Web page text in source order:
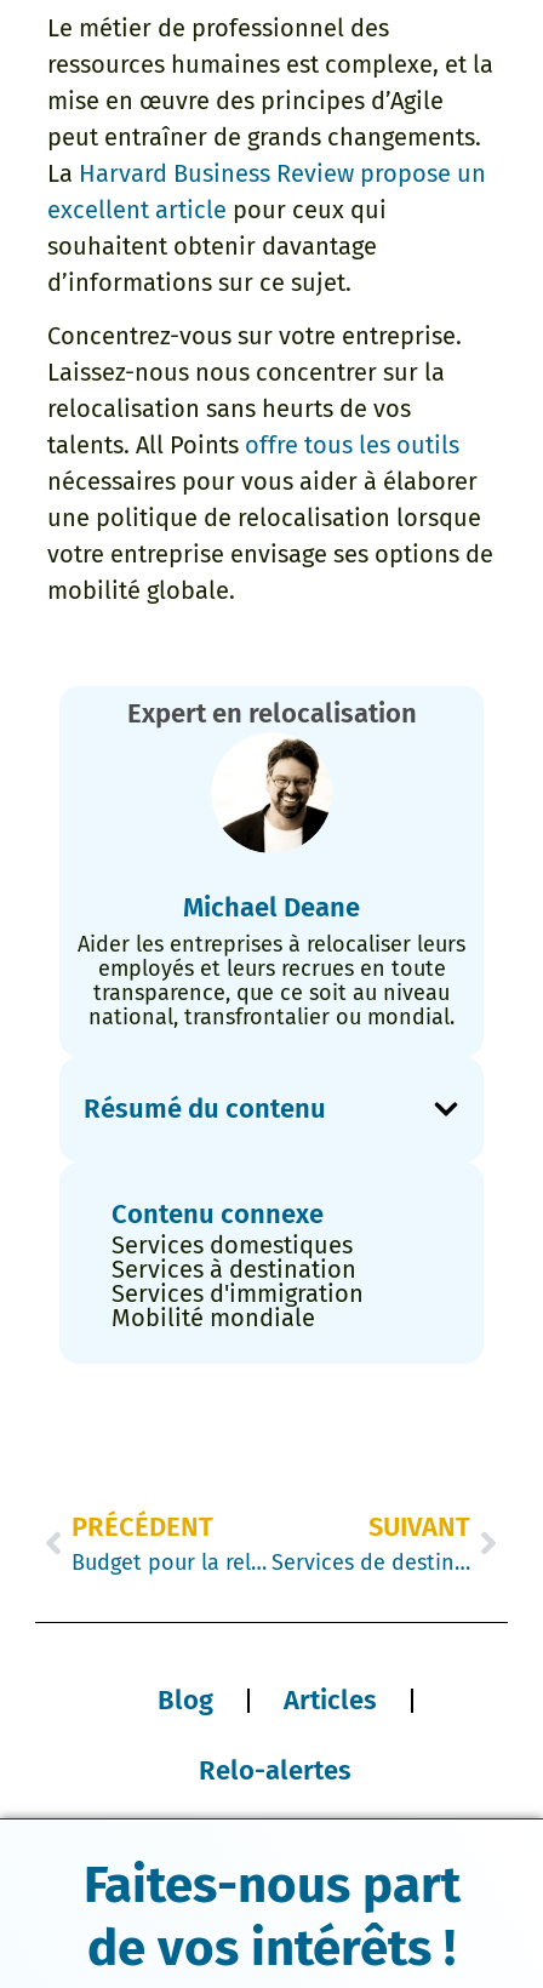
Le métier de professionnel des
ressources humaines est complexe, et la
mise en œuvre des principes d’Agile
peut entraîner de grands changements.
La Harvard Business Review propose un
excellent article pour ceux qui
souhaitent obtenir davantage
d’informations sur ce sujet.
Concentrez-vous sur votre entreprise.
Laissez-nous nous concentrer sur la
relocalisation sans heurts de vos
talents. All Points offre tous les outils
nécessaires pour vous aider à élaborer
une politique de relocalisation lorsque
votre entreprise envisage ses options de
mobilité globale.
Expert en relocalisation
Michael Deane
Aider les entreprises à relocaliser leurs
employés et leurs recrues en toute
transparence, que ce soit au niveau
national, transfrontalier ou mondial.
Résumé du contenu
Contenu connexe
Services domestiques
Services à destination
Services d'immigration
Mobilité mondiale
PRÉCÉDENT
Budget pour la relocalisation : comment un expert peut vous aider à économiser de l’argent
SUIVANT
Services de destination : Prévenir avant d’offrir
Blog Articles
Relo-alertes
Faites-nous part
de vos intérêts !